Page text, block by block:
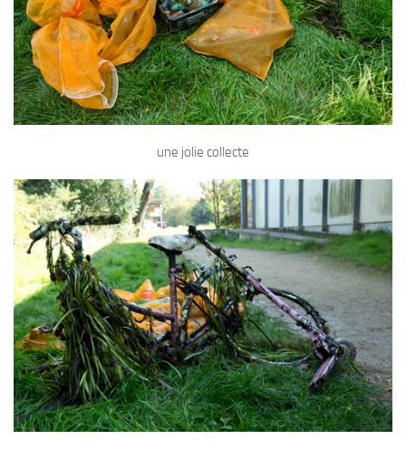
une jolie collecte